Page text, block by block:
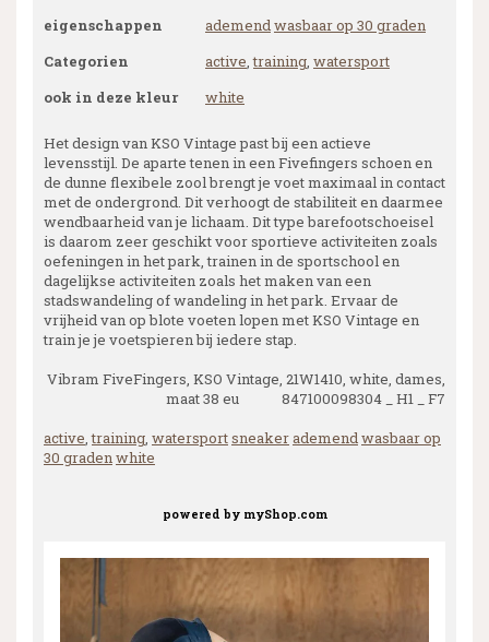
eigenschappen
ademendwasbaar op 30 graden
Categorien
active,training, watersport
ook in deze kleur
white
Het design van KSO Vintage past bij een actieve
levensstijl. De aparte tenen in een Fivefingers schoen en
de dunne flexibele zool brengt je voet maximaal in contact
met de ondergrond. Dit verhoogt de stabiliteit en daarmee
wendbaarheid van je lichaam. Dit type barefootschoeisel
is daarom zeer geschikt voor sportieve activiteiten zoals
oefeningen in het park, trainen in de sportschool en
dagelijkse activiteiten zoals het maken van een
stadswandeling of wandeling in het park. Ervaar de
vrijheid van op blote voeten lopen met KSO Vintage en
train je je voetspieren bij iedere stap.
Vibram FiveFingers, KSO Vintage, 21W1410, white, dames,
maat 38 eu 847100098304 _ H1 _ F7
active,training, watersportsneakerademendwasbaar op
30 gradenwhite
powered by myShop.com